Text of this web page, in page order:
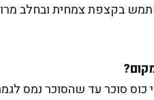
בקצפת צמחית ובחלב
סוכר עד שהסוכר נמס